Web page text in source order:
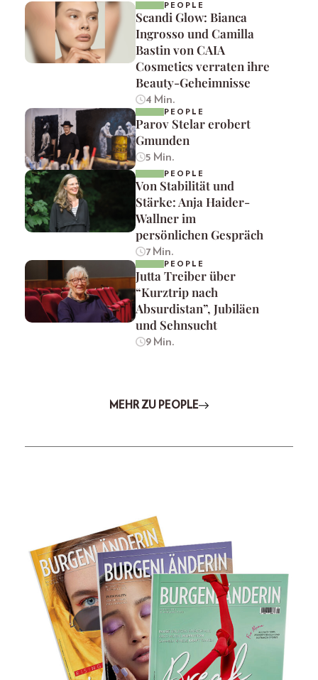
PEOPLE
Scandi Glow: Bianca
Ingrosso und Camilla
Bastin von CAIA
Cosmetics verraten ihre
Beauty-Geheimnisse
4 Min.
PEOPLE
Parov Stelar erobert
Gmunden
5 Min.
PEOPLE
Von Stabilität und
Stärke: Anja Haider-
Wallner im
persönlichen Gespräch
7 Min.
PEOPLE
Jutta Treiber über
“Kurztrip nach
Absurdistan”, Jubiläen
und Sehnsucht
9 Min.
MEHR ZU PEOPLE